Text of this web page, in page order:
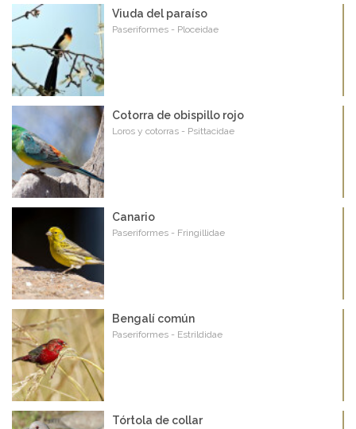
Viuda del paraíso
Paseriformes - Ploceidae
Cotorra de obispillo rojo
Loros y cotorras - Psittacidae
Canario
Paseriformes - Fringillidae
Bengalí común
Paseriformes - Estrildidae
Tórtola de collar